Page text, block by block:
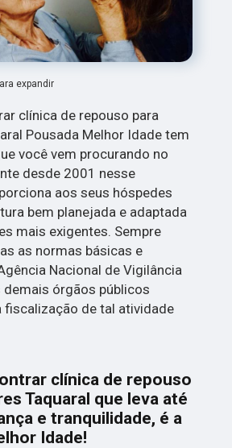
expandir
clínica de repouso para
Pousada Melhor Idade tem
você vem procurando no
desde 2001 nesse
aos seus hóspedes
bem planejada e adaptada
mais exigentes. Sempre
as normas básicas e
Nacional de Vigilância
demais órgãos públicos
fiscalização de tal atividade
clínica de repouso
Taquaral que leva até
e tranquilidade, é a
Idade!